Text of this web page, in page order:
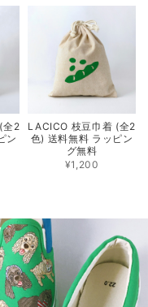
全2
ン
LACICO 枝豆巾着 (全2
色) 送料無料 ラッピン
グ無料
¥1,200